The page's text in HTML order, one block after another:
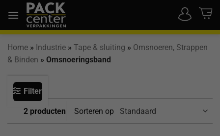
naar
inhoud
Home » Industrie » Tape & sluiting » Omsnoeren, Strappen
& Binden » Omsnoeringsband
Filter
2 producten Sorteren op